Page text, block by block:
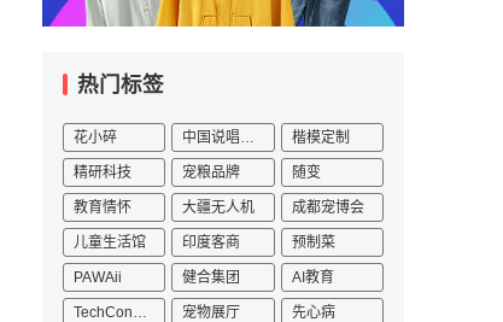
热门标签
花小碎 楷模定制
精研科技 宠粮品牌 随变
教育情怀 大疆无人机 成都宠博会
儿童生活馆 印度客商 预制菜
PAWAii 健合集团 AI教育
宠物展厅 先心病